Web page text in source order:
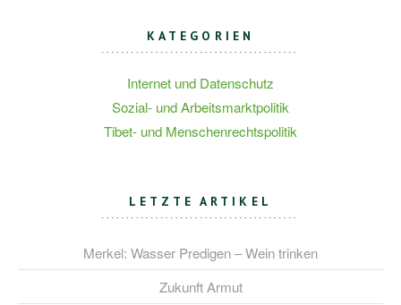
KATEGORIEN
Internet und Datenschutz
Sozial- und Arbeitsmarktpolitik
Tibet- und Menschenrechtspolitik
LETZTE ARTIKEL
Merkel: Wasser Predigen – Wein trinken
Zukunft Armut